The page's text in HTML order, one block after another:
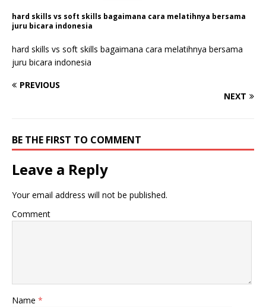
hard skills vs soft skills bagaimana cara melatihnya bersama
juru bicara indonesia
hard skills vs soft skills bagaimana cara melatihnya bersama
juru bicara indonesia
PREVIOUS
NEXT
BE THE FIRST TO COMMENT
Leave a Reply
Your email address will not be published.
Comment
Name *